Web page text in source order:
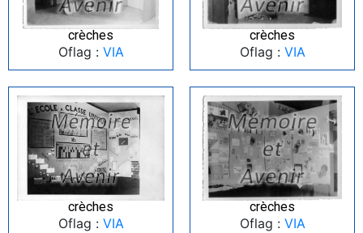
crèches
Oflag : VIA
crèches
Oflag : VIA
crèches
Oflag : VIA
crèches
Oflag : VIA